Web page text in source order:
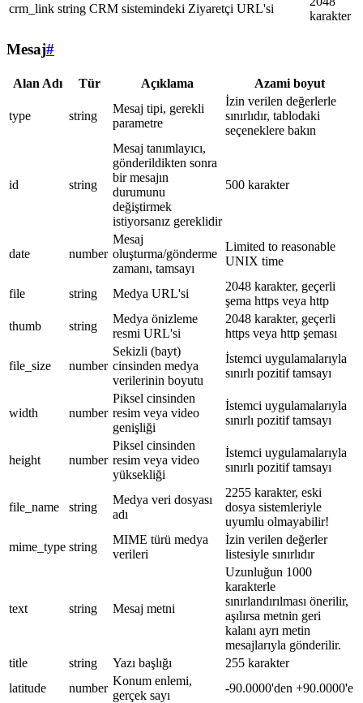
crm_link string CRM sistemindeki Ziyaretçi URL'si
karakter
Mesaj#
Alan Adı Tür Açıklama Azami boyut
type string
Mesaj tipi, gerekli
parametre
İzin verilen değerlerle
sınırlıdır, tablodaki
seçeneklere bakın
id string
Mesaj tanımlayıcı,
gönderildikten sonra
bir mesajın
durumunu
değiştirmek
istiyorsanız gereklidir
500 karakter
date number
Mesaj
oluşturma/gönderme
zamanı, tamsayı
Limited to reasonable
UNIX time
file string Medya URL'si
2048 karakter, geçerli
şema https veya http
thumb
string
Medya önizleme
resmi URL'si
2048 karakter, geçerli
https veya http şeması
file_size number
Sekizli (bayt)
cinsinden medya
verilerinin boyutu
İstemci uygulamalarıyla
sınırlı pozitif tamsayı
width number
Piksel cinsinden
resim veya video
genişliği
İstemci uygulamalarıyla
sınırlı pozitif tamsayı
height number
Piksel cinsinden
resim veya video
yüksekliği
İstemci uygulamalarıyla
sınırlı pozitif tamsayı
file_name string
Medya veri dosyası
adı
2255 karakter, eski
dosya sistemleriyle
uyumlu olmayabilir!
mime_type string
MIME türü medya
verileri
İzin verilen değerler
listesiyle sınırlıdır
text string Mesaj metni
Uzunluğun 1000
karakterle
sınırlandırılması önerilir,
aşılırsa metnin geri
kalanı ayrı metin
mesajlarıyla gönderilir.
title
string Yazı başlığı
255 karakter
latitude
number
Konum enlemi,
gerçek sayı
-90.0000'den +90.0000'e